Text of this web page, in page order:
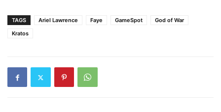
TAGS Ariel Lawrence Faye GameSpot
God of War
Kratos